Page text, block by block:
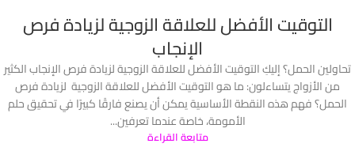
التوقيت الأفضل للعلاقة الزوجية لزيادة فرص
الإنجاب
تحاولين الحمل؟ إليكِ التوقيت الأفضل للعلاقة الزوجية لزيادة فرص الإنجاب الكثير
من الأزواج يتساءلون: ما هو التوقيت الأفضل للعلاقة الزوجية لزيادة فرص
الحمل؟ فهم هذه النقطة الأساسية يمكن أن يصنع فارقًا كبيرًا في تحقيق حلم
الأمومة، خاصة عندما تعرفين...
متابعة القراءة